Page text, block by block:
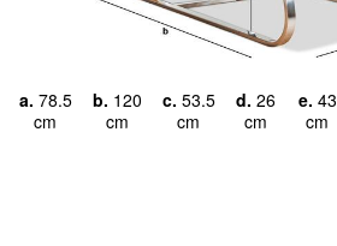
a. 78.5
cm
b. 120
cm
c. 53.5
cm
d. 26
cm
e. 43
cm